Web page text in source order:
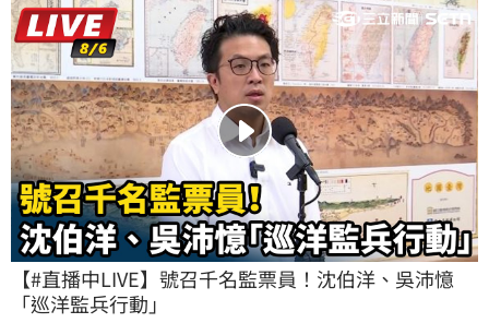
【#直播中LIVE】號召千名監票員！沈伯洋、吳沛憶
「巡洋監兵行動」